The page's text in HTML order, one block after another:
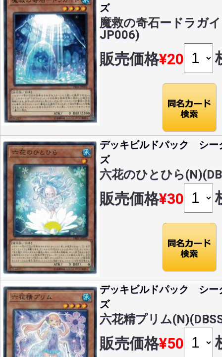
ズ
魔救の奇石ードラガ
JP006)
販売価格¥20
デッキビルドパック シー
ズ
六花のひとひら
販売価格¥30
デッキビルドパック シー
ズ
六花精プリム
販売価格¥50